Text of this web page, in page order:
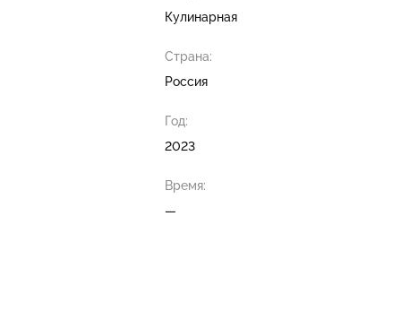
Кулинарная
Страна:
Россия
Год:
2023
Время:
—